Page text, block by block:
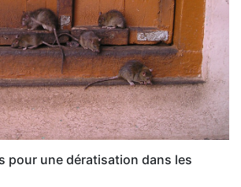
pour une dératisation dans les